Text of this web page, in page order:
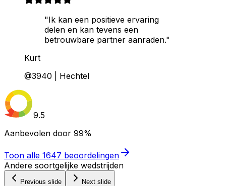
"Ik kan een positieve ervaring
delen en kan tevens een
betrouwbare partner aanraden."
Kurt
@3940 | Hechtel
9.5
Aanbevolen door 99%
Toon alle 1647 beoordelingen
Andere soortgelijke wedstrijden
Previous slide Next slide